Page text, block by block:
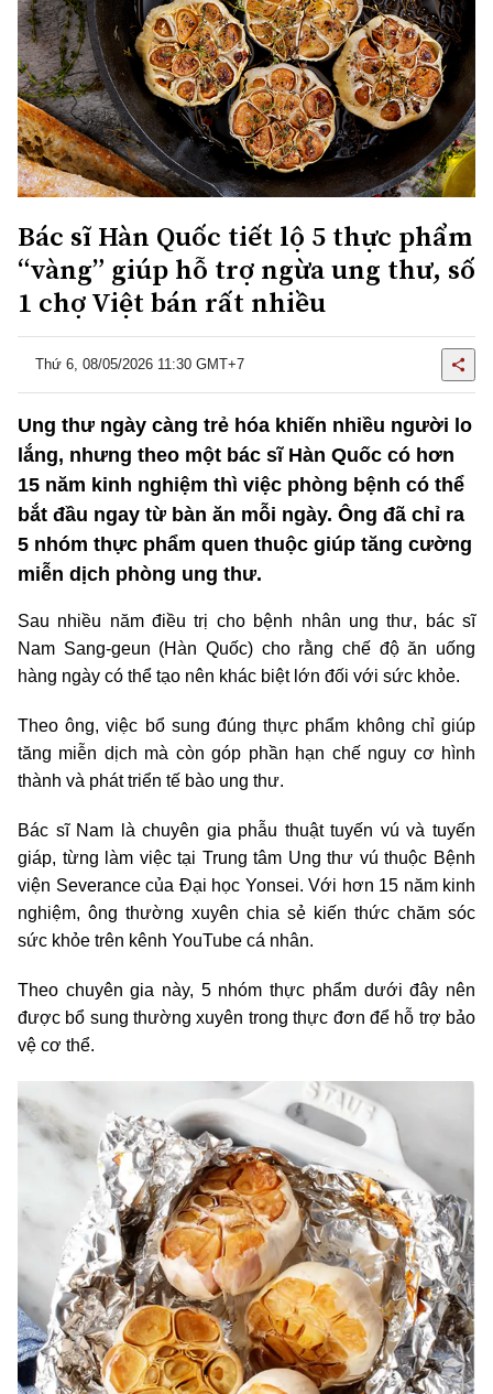
Bác sĩ Hàn Quốc tiết lộ 5 thực phẩm
“vàng” giúp hỗ trợ ngừa ung thư, số
1 chợ Việt bán rất nhiều
Thứ 6, 08/05/2026 11:30 GMT+7
Ung thư ngày càng trẻ hóa khiến nhiều người lo
lắng, nhưng theo một bác sĩ Hàn Quốc có hơn
15 năm kinh nghiệm thì việc phòng bệnh có thể
bắt đầu ngay từ bàn ăn mỗi ngày. Ông đã chỉ ra
5 nhóm thực phẩm quen thuộc giúp tăng cường
miễn dịch phòng ung thư.
Sau nhiều năm điều trị cho bệnh nhân ung thư, bác sĩ
Nam Sang-geun (Hàn Quốc) cho rằng chế độ ăn uống
hàng ngày có thể tạo nên khác biệt lớn đối với sức khỏe.
Theo ông, việc bổ sung đúng thực phẩm không chỉ giúp
tăng miễn dịch mà còn góp phần hạn chế nguy cơ hình
thành và phát triển tế bào ung thư.
Bác sĩ Nam là chuyên gia phẫu thuật tuyến vú và tuyến
giáp, từng làm việc tại Trung tâm Ung thư vú thuộc Bệnh
viện Severance của Đại học Yonsei. Với hơn 15 năm kinh
nghiệm, ông thường xuyên chia sẻ kiến thức chăm sóc
sức khỏe trên kênh YouTube cá nhân.
Theo chuyên gia này, 5 nhóm thực phẩm dưới đây nên
được bổ sung thường xuyên trong thực đơn để hỗ trợ bảo
vệ cơ thể.